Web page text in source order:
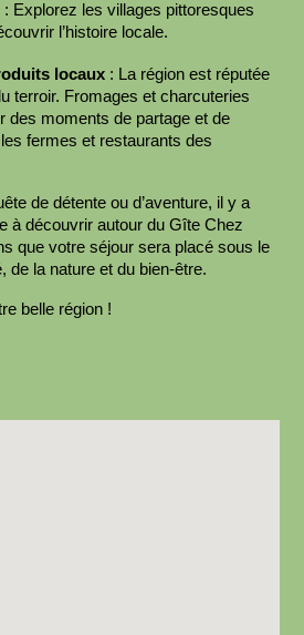
: Explorez les villages pittoresques
l’histoire locale.
locaux : La région est réputée
terroir. Fromages et charcuteries
des moments de partage et de
fermes et restaurants des
de détente ou d’aventure, il y a
à découvrir autour du Gîte Chez
que votre séjour sera placé sous le
de la nature et du bien-être.
belle région !